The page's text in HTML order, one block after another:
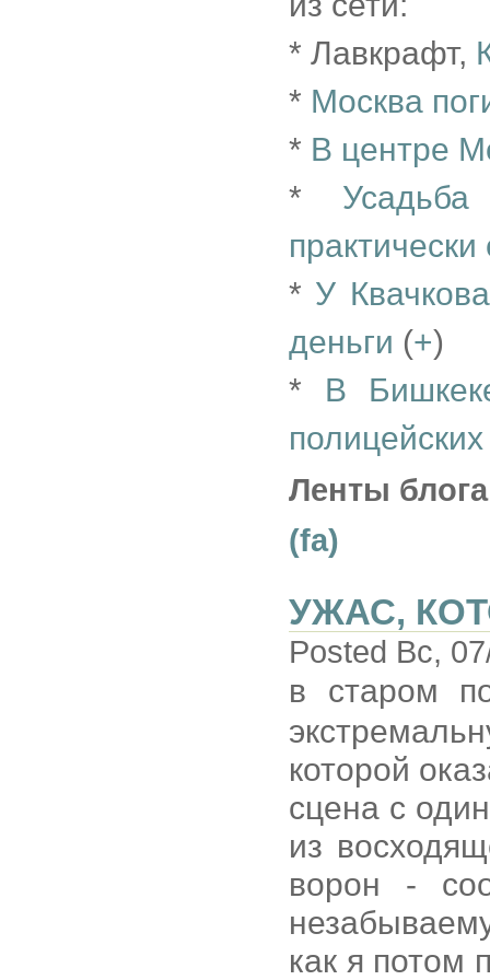
* Лавкрафт,
* Москва
* В центре
*
* У
деньги (+)
* В
Ленты
(fa)
УЖАС,
Posted Вс,
в старом
которой
сцена с
из
ворон -
как я потом